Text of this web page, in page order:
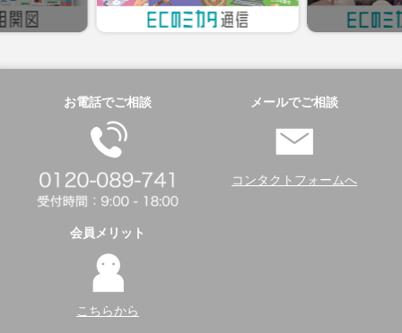
お電話でご相談 メールでご相談
コンタクトフォームへ
会員メリット
こちらから